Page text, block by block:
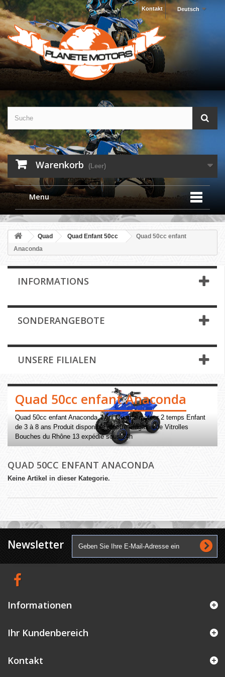
Deutsch
Kontakt
Warenkorb (Leer)
Menu
Quad Quad Enfant 50cc
Quad 50cc enfant
Anaconda
INFORMATIONS
SONDERANGEBOTE
UNSERE FILIALEN
Quad 50cc enfant Anaconda
Quad 50cc enfant Anaconda. Mini Quad à moteur 2 temps Enfant
de 3 à 8 ans Produit disponible à notre magasin de Vitrolles
Bouches du Rhône 13 expédié sous 24h
QUAD 50CC ENFANT ANACONDA
Keine Artikel in dieser Kategorie.
Newsletter
Informationen
Ihr Kundenbereich
Kontakt